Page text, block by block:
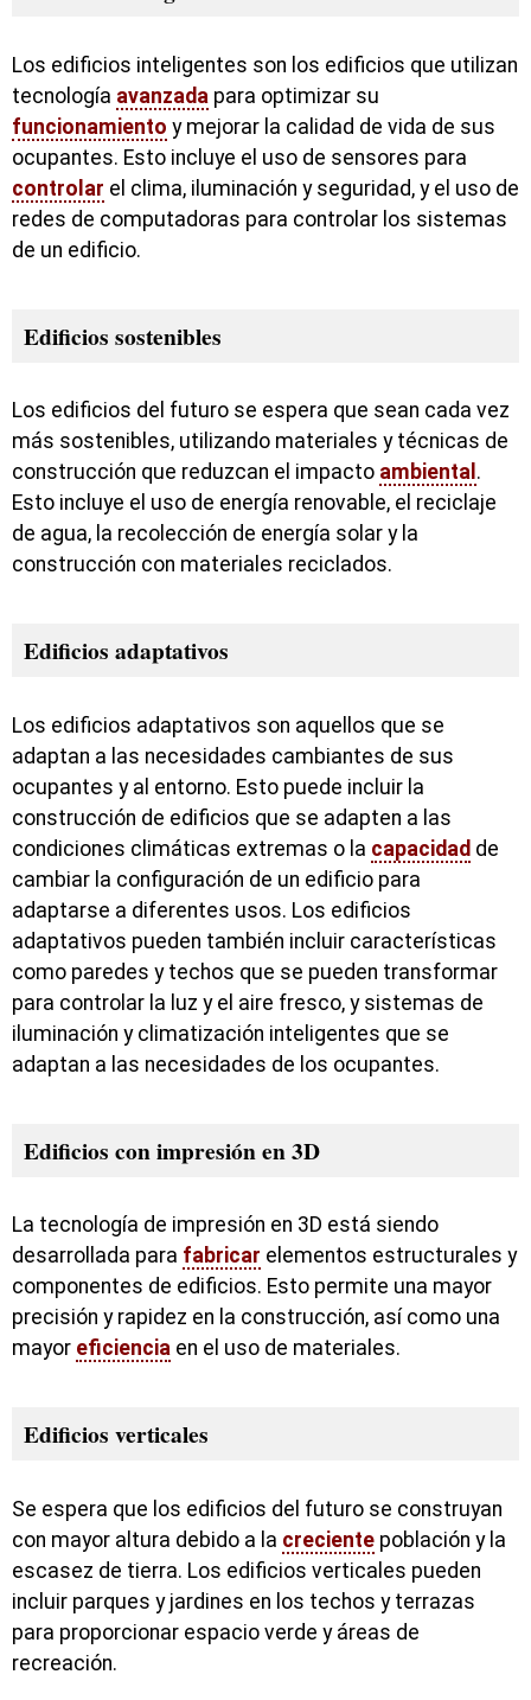
Los edificios inteligentes son los edificios que utilizan
tecnología avanzada para optimizar su
funcionamiento y mejorar la calidad de vida de sus
ocupantes. Esto incluye el uso de sensores para
controlar el clima, iluminación y seguridad, y el uso de
redes de computadoras para controlar los sistemas
de un edificio.
Edificios sostenibles
Los edificios del futuro se espera que sean cada vez
más sostenibles, utilizando materiales y técnicas de
construcción que reduzcan el impacto ambiental .
Esto incluye el uso de energía renovable, el reciclaje
de agua, la recolección de energía solar y la
construcción con materiales reciclados.
Edificios adaptativos
Los edificios adaptativos son aquellos que se
adaptan a las necesidades cambiantes de sus
ocupantes y al entorno. Esto puede incluir la
construcción de edificios que se adapten a las
condiciones climáticas extremas o la capacidad de
cambiar la configuración de un edificio para
adaptarse a diferentes usos. Los edificios
adaptativos pueden también incluir características
como paredes y techos que se pueden transformar
para controlar la luz y el aire fresco, y sistemas de
iluminación y climatización inteligentes que se
adaptan a las necesidades de los ocupantes.
Edificios con impresión en 3D
La tecnología de impresión en 3D está siendo
desarrollada para fabricar elementos estructurales y
componentes de edificios. Esto permite una mayor
precisión y rapidez en la construcción, así como una
mayor eficiencia en el uso de materiales.
Edificios verticales
Se espera que los edificios del futuro se construyan
con mayor altura debido a la creciente población y la
escasez de tierra. Los edificios verticales pueden
incluir parques y jardines en los techos y terrazas
para proporcionar espacio verde y áreas de
recreación.